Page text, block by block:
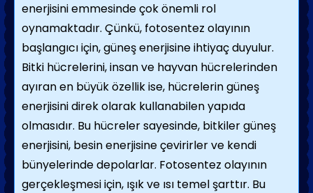
enerjisini emmesinde çok önemli rol
oynamaktadır. Çünkü, fotosentez olayının
başlangıcı için, güneş enerjisine ihtiyaç duyulur.
Bitki hücrelerini, insan ve hayvan hücrelerinden
ayıran en büyük özellik ise, hücrelerin güneş
enerjisini direk olarak kullanabilen yapıda
olmasıdır. Bu hücreler sayesinde, bitkiler güneş
enerjisini, besin enerjisine çevirirler ve kendi
bünyelerinde depolarlar. Fotosentez olayının
gerçekleşmesi için, ışık ve ısı temel şarttır. Bu